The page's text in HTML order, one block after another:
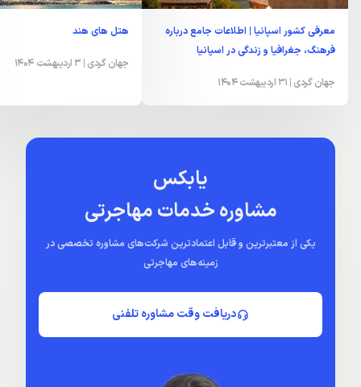
معرفی کشور اسپانیا | اطلاعات جامع درباره
فرهنگ، جغرافیا و زندگی در اسپانیا
جهان گردی | 31 اردیبهشت 1404
هتل های هند
جهان گردی | 3 اردیبهشت 1404
یابکس
مشاوره خدمات مهاجرتی
یکی از معتبرترین و قابل اعتمادترین شرکت‌های مشاوره تخصصی در
زمینه‌های مهاجرتی
دریافت وقت مشاوره تلفنی